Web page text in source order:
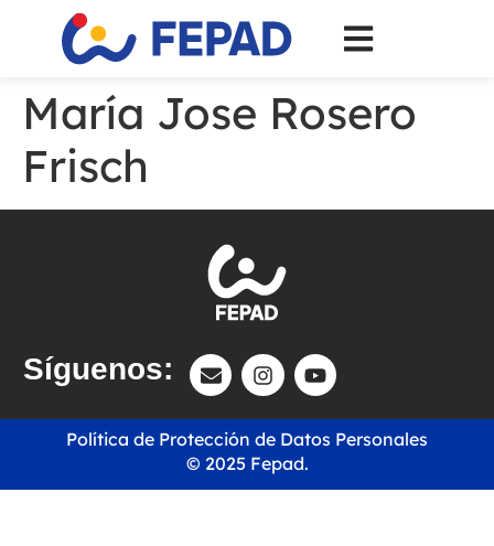
María Jose Rosero
Frisch
Síguenos:
© 2025 Fepad.
Política de Protección de Datos Personales